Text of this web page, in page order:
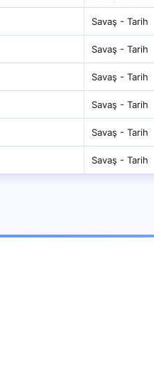
Savaş - Tarih
Savaş - Tarih
Savaş - Tarih
Savaş - Tarih
Savaş - Tarih
Savaş - Tarih